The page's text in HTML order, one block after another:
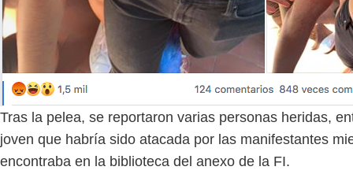
Tras la pelea, se reportaron varias personas heridas,
joven que habría sido atacada por las manifestantes
encontraba en la biblioteca del anexo de la FI.